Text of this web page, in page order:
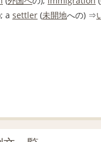
a settler (未開地への) ⇒